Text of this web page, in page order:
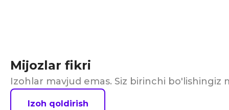
Mijozlar fikri
Izohlar mavjud emas. Siz birinchi bo'lishingiz
Izoh qoldirish